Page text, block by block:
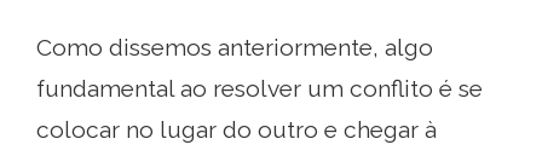
Como dissemos anteriormente, algo
fundamental ao resolver um conflito é se
colocar no lugar do outro e chegar à